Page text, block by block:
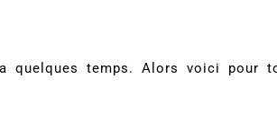
quelques temps. Alors voici pour